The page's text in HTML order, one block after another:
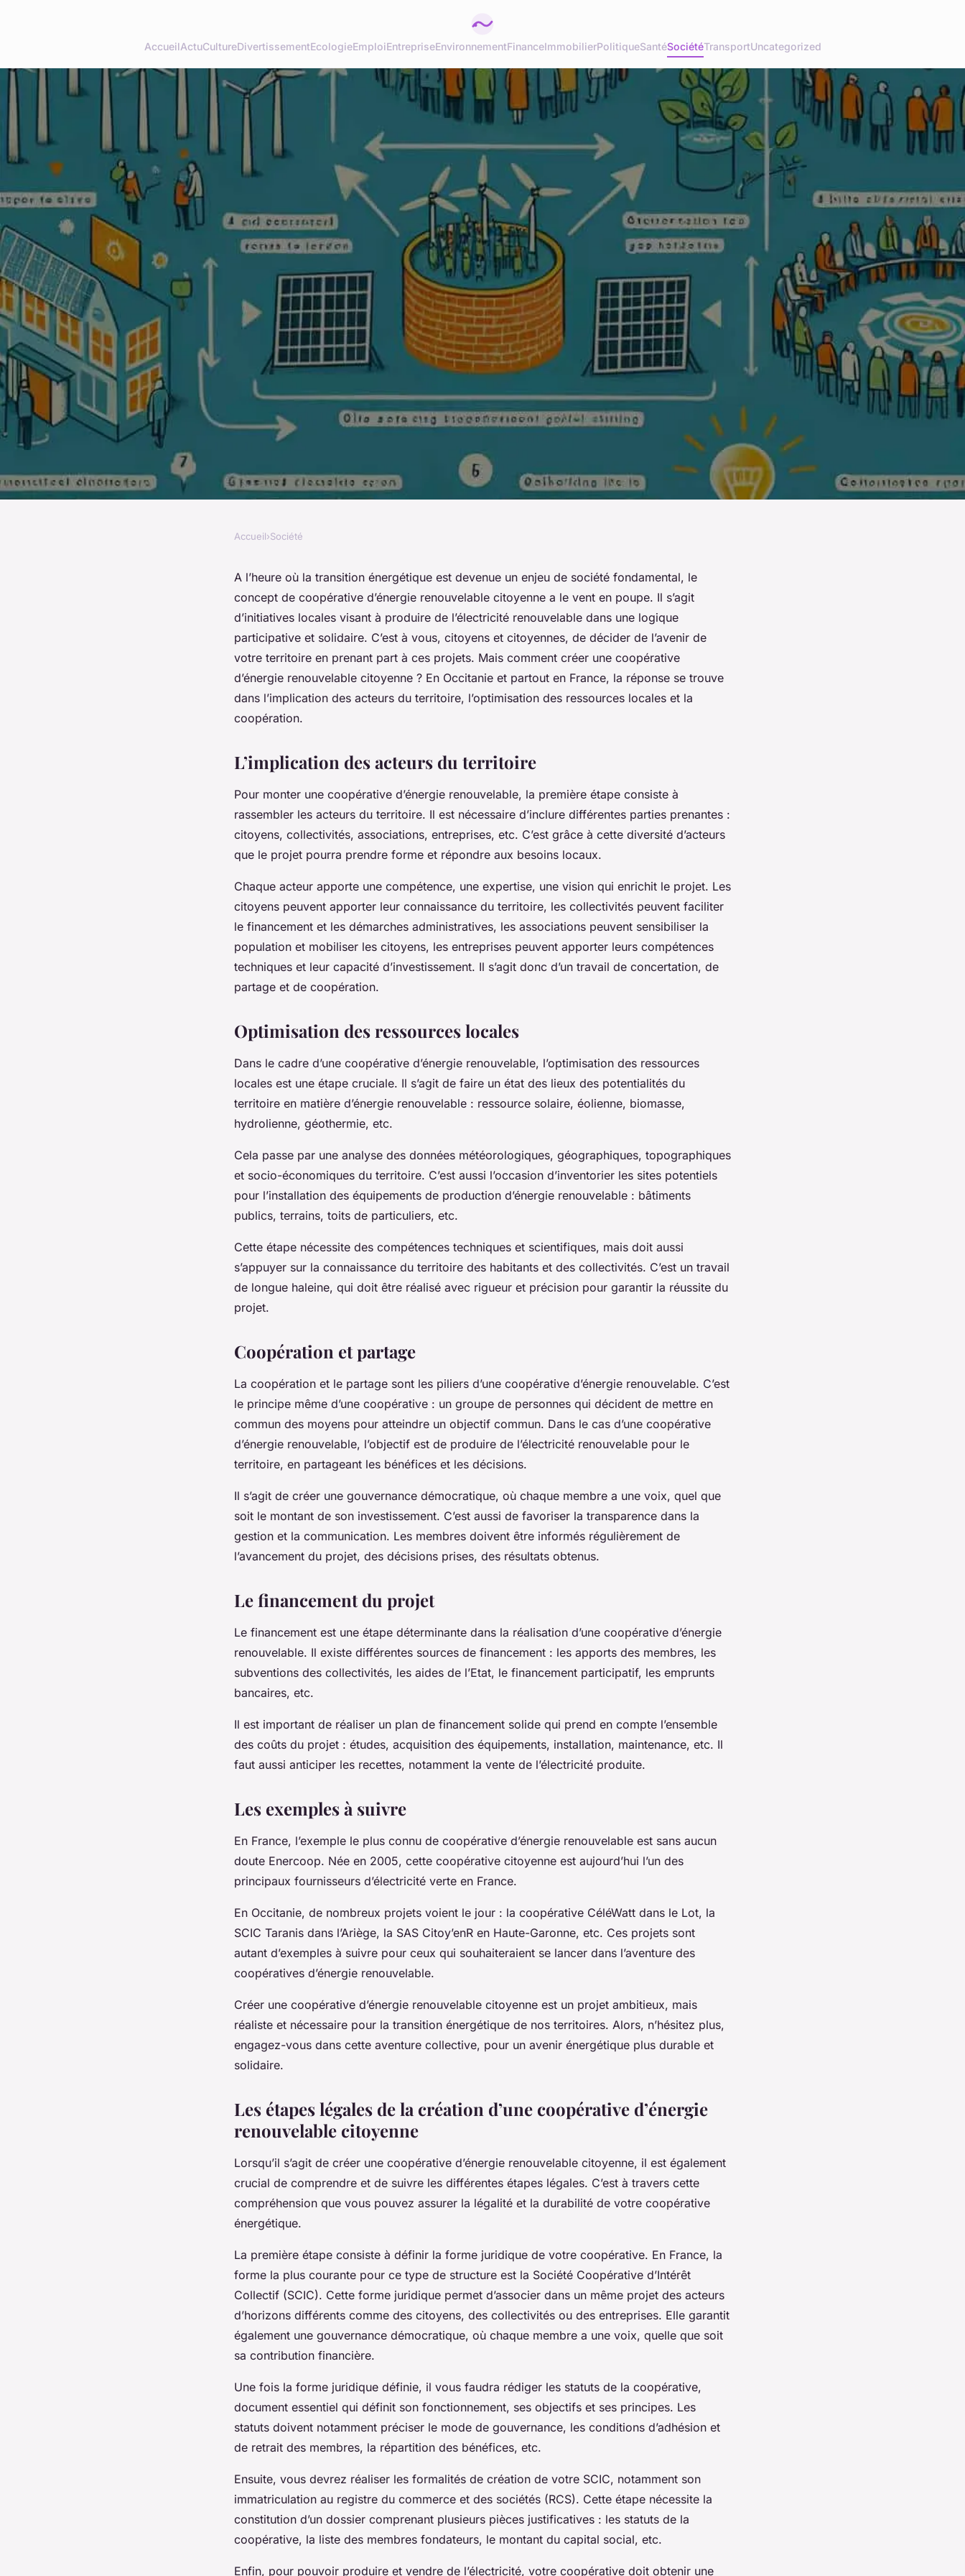
AccueilActuCultureDivertissementEcologieEmploiEntrepriseEnvironnementFinanceImmobilierPolitiqueSantéSociétéTransportUncategorized
Comment créer une coopérative
d'énergie renouvelable citoyenne ?
Accueil›Société
A l’heure où la transition énergétique est devenue un enjeu de société fondamental, le
concept de coopérative d’énergie renouvelable citoyenne a le vent en poupe. Il s’agit
d’initiatives locales visant à produire de l’électricité renouvelable dans une logique
participative et solidaire. C’est à vous, citoyens et citoyennes, de décider de l’avenir de
votre territoire en prenant part à ces projets. Mais comment créer une coopérative
d’énergie renouvelable citoyenne ? En Occitanie et partout en France, la réponse se trouve
dans l’implication des acteurs du territoire, l’optimisation des ressources locales et la
coopération.
L’implication des acteurs du territoire
Pour monter une coopérative d’énergie renouvelable, la première étape consiste à
rassembler les acteurs du territoire. Il est nécessaire d’inclure différentes parties prenantes :
citoyens, collectivités, associations, entreprises, etc. C’est grâce à cette diversité d’acteurs
que le projet pourra prendre forme et répondre aux besoins locaux.
Chaque acteur apporte une compétence, une expertise, une vision qui enrichit le projet. Les
citoyens peuvent apporter leur connaissance du territoire, les collectivités peuvent faciliter
le financement et les démarches administratives, les associations peuvent sensibiliser la
population et mobiliser les citoyens, les entreprises peuvent apporter leurs compétences
techniques et leur capacité d’investissement. Il s’agit donc d’un travail de concertation, de
partage et de coopération.
Optimisation des ressources locales
Dans le cadre d’une coopérative d’énergie renouvelable, l’optimisation des ressources
locales est une étape cruciale. Il s’agit de faire un état des lieux des potentialités du
territoire en matière d’énergie renouvelable : ressource solaire, éolienne, biomasse,
hydrolienne, géothermie, etc.
Cela passe par une analyse des données météorologiques, géographiques, topographiques
et socio-économiques du territoire. C’est aussi l’occasion d’inventorier les sites potentiels
pour l’installation des équipements de production d’énergie renouvelable : bâtiments
publics, terrains, toits de particuliers, etc.
Cette étape nécessite des compétences techniques et scientifiques, mais doit aussi
s’appuyer sur la connaissance du territoire des habitants et des collectivités. C’est un travail
de longue haleine, qui doit être réalisé avec rigueur et précision pour garantir la réussite du
projet.
Coopération et partage
La coopération et le partage sont les piliers d’une coopérative d’énergie renouvelable. C’est
le principe même d’une coopérative : un groupe de personnes qui décident de mettre en
commun des moyens pour atteindre un objectif commun. Dans le cas d’une coopérative
d’énergie renouvelable, l’objectif est de produire de l’électricité renouvelable pour le
territoire, en partageant les bénéfices et les décisions.
Il s’agit de créer une gouvernance démocratique, où chaque membre a une voix, quel que
soit le montant de son investissement. C’est aussi de favoriser la transparence dans la
gestion et la communication. Les membres doivent être informés régulièrement de
l’avancement du projet, des décisions prises, des résultats obtenus.
Le financement du projet
Le financement est une étape déterminante dans la réalisation d’une coopérative d’énergie
renouvelable. Il existe différentes sources de financement : les apports des membres, les
subventions des collectivités, les aides de l’Etat, le financement participatif, les emprunts
bancaires, etc.
Il est important de réaliser un plan de financement solide qui prend en compte l’ensemble
des coûts du projet : études, acquisition des équipements, installation, maintenance, etc. Il
faut aussi anticiper les recettes, notamment la vente de l’électricité produite.
Les exemples à suivre
En France, l’exemple le plus connu de coopérative d’énergie renouvelable est sans aucun
doute Enercoop. Née en 2005, cette coopérative citoyenne est aujourd’hui l’un des
principaux fournisseurs d’électricité verte en France.
En Occitanie, de nombreux projets voient le jour : la coopérative CéléWatt dans le Lot, la
SCIC Taranis dans l’Ariège, la SAS Citoy’enR en Haute-Garonne, etc. Ces projets sont
autant d’exemples à suivre pour ceux qui souhaiteraient se lancer dans l’aventure des
coopératives d’énergie renouvelable.
Créer une coopérative d’énergie renouvelable citoyenne est un projet ambitieux, mais
réaliste et nécessaire pour la transition énergétique de nos territoires. Alors, n’hésitez plus,
engagez-vous dans cette aventure collective, pour un avenir énergétique plus durable et
solidaire.
Les étapes légales de la création d’une coopérative d’énergie
renouvelable citoyenne
Lorsqu’il s’agit de créer une coopérative d’énergie renouvelable citoyenne, il est également
crucial de comprendre et de suivre les différentes étapes légales. C’est à travers cette
compréhension que vous pouvez assurer la légalité et la durabilité de votre coopérative
énergétique.
La première étape consiste à définir la forme juridique de votre coopérative. En France, la
forme la plus courante pour ce type de structure est la Société Coopérative d’Intérêt
Collectif (SCIC). Cette forme juridique permet d’associer dans un même projet des acteurs
d’horizons différents comme des citoyens, des collectivités ou des entreprises. Elle garantit
également une gouvernance démocratique, où chaque membre a une voix, quelle que soit
sa contribution financière.
Une fois la forme juridique définie, il vous faudra rédiger les statuts de la coopérative,
document essentiel qui définit son fonctionnement, ses objectifs et ses principes. Les
statuts doivent notamment préciser le mode de gouvernance, les conditions d’adhésion et
de retrait des membres, la répartition des bénéfices, etc.
Ensuite, vous devrez réaliser les formalités de création de votre SCIC, notamment son
immatriculation au registre du commerce et des sociétés (RCS). Cette étape nécessite la
constitution d’un dossier comprenant plusieurs pièces justificatives : les statuts de la
coopérative, la liste des membres fondateurs, le montant du capital social, etc.
Enfin, pour pouvoir produire et vendre de l’électricité, votre coopérative doit obtenir une